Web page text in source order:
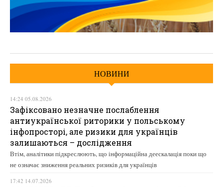
НОВИНИ
14:24 05.08.2026
Зафіксовано незначне послаблення
антиукраїнської риторики у польському
інфопросторі, але ризики для українців
залишаються – дослідження
Втім, аналітики підкреслюють, що інформаційна деескалація поки що
не означає зниження реальних ризиків для українців
17:42 14.07.2026